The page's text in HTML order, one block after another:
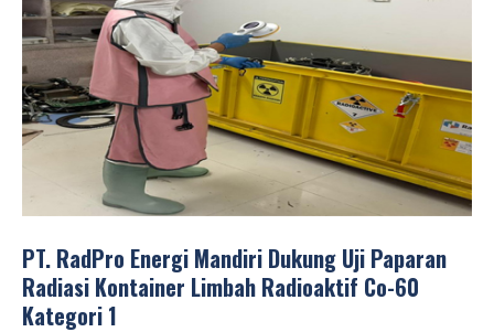
PT. RadPro Energi Mandiri Dukung Uji Paparan
Radiasi Kontainer Limbah Radioaktif Co-60
Kategori 1